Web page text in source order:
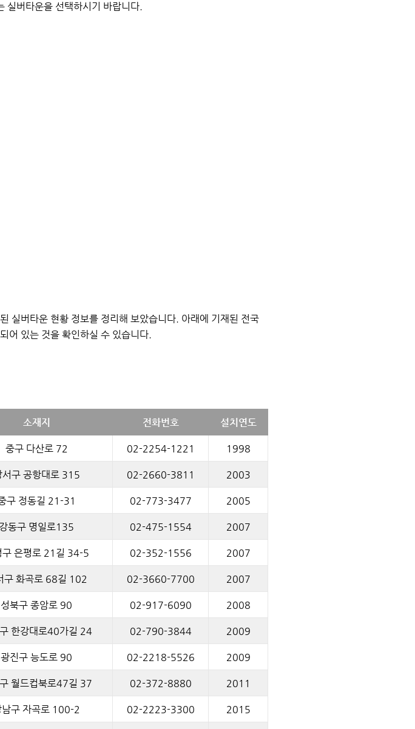
실버타운을 선택하시기 바랍니다.
실버타운 현황 정보를 정리해 보았습니다. 아래에 기재된 전국
어 있는 것을 확인하실 수 있습니다.
소재지 전화번호 설치연도
중구 다산로 72 02-2254-1221 1998
서구 공항대로 315 02-2660-3811 2003
구 정동길 21-31 02-773-3477 2005
강동구 명일로135 02-475-1554 2007
구 은평로 21길 34-5 02-352-1556 2007
구 화곡로 68길 102 02-3660-7700 2007
성북구 종암로 90 02-917-6090 2008
한강대로40가길 24 02-790-3844 2009
광진구 능도로 90 02-2218-5526 2009
월드컵북로47길 37 02-372-8880 2011
남구 자곡로 100-2 02-2223-3300 2015